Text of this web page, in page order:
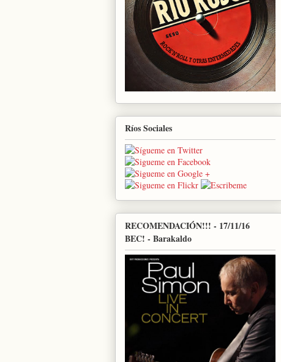
Ríos Sociales
RECOMENDACIÓN!!! - 17/11/16
BEC! - Barakaldo